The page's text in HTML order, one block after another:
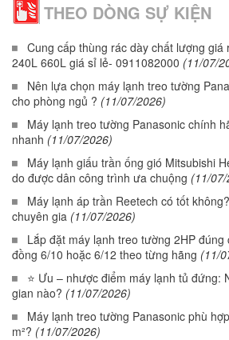
THEO DÒNG SỰ KIỆN
Cung cấp thùng rác dày chất lượng giá
240L 660L giá sỉ lẻ- 0911082000 (11/07/
Nên lựa chọn máy lạnh treo tường
cho phòng ngủ ? (11/07/2026)
Máy lạnh treo tường Panasonic chính
nhanh (11/07/2026)
Máy lạnh giấu trần ống gió Mitsubishi
do được dân công trình ưa chuộng (11/
Máy lạnh áp trần Reetech có tốt
chuyên gia (11/07/2026)
Lắp đặt máy lạnh treo tường 2HP đúng
đồng 6/10 hoặc 6/12 theo từng hãng (11/
⭐ Ưu – nhược điểm máy lạnh tủ đứng:
gian nào? (11/07/2026)
Máy lạnh treo tường Panasonic phù
m²? (11/07/2026)